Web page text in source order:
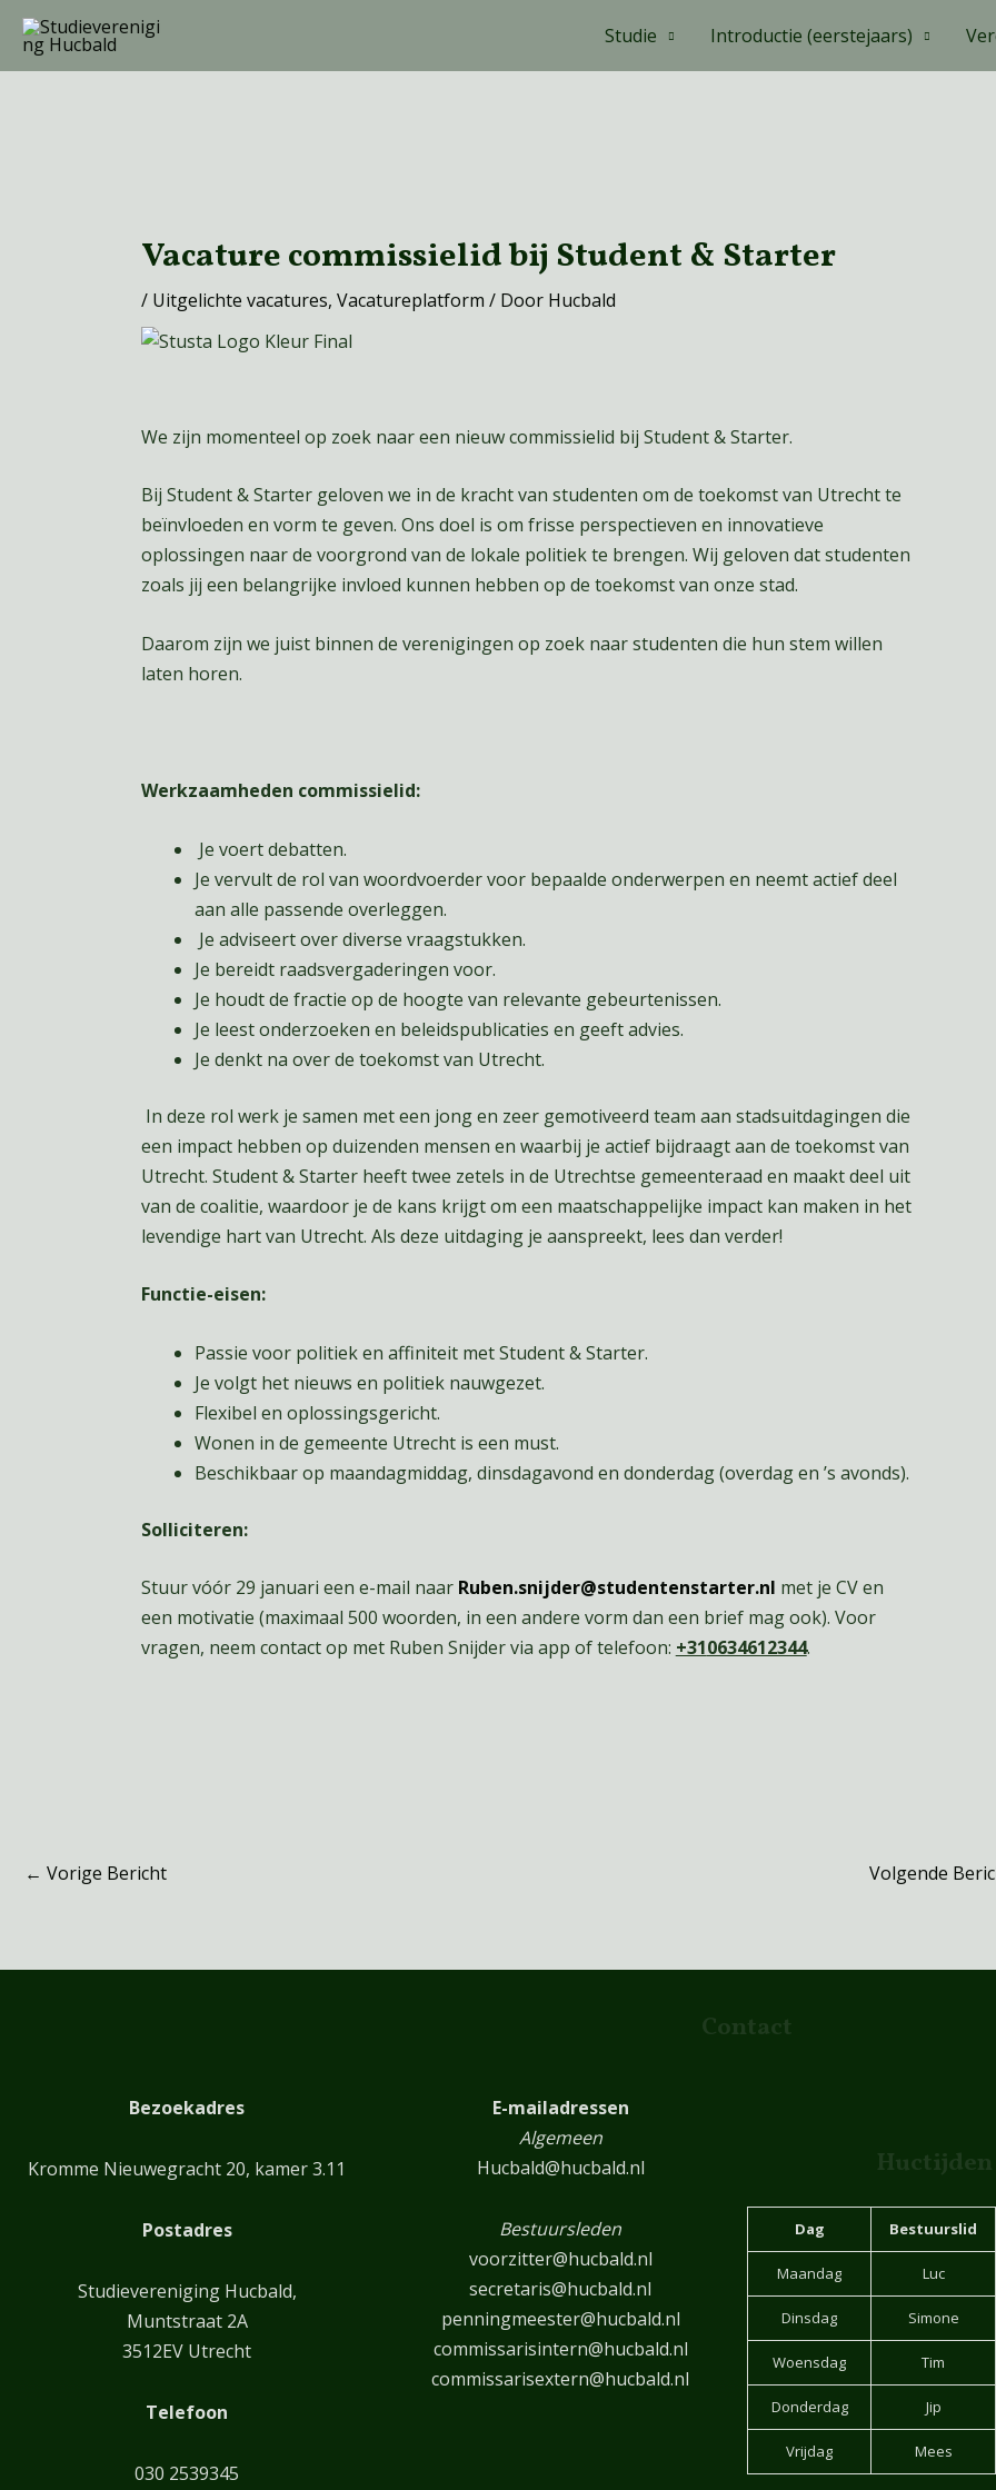
naar
de
Studie Introductie (eerstejaars)
Vacature commissielid bij Student & Starter
/ Uitgelichte vacatures, Vacatureplatform / Door Hucbald
We zijn momenteel op zoek naar een nieuw commissielid bij Student & Starter.
Bij Student & Starter geloven we in de kracht van studenten om de toekomst van Utrecht te
beïnvloeden en vorm te geven. Ons doel is om frisse perspectieven en innovatieve
oplossingen naar de voorgrond van de lokale politiek te brengen. Wij geloven dat studenten
zoals jij een belangrijke invloed kunnen hebben op de toekomst van onze stad.
Daarom zijn we juist binnen de verenigingen op zoek naar studenten die hun stem willen
laten horen.
Werkzaamheden commissielid:
Je voert debatten.
Je vervult de rol van woordvoerder voor bepaalde onderwerpen en neemt actief deel
aan alle passende overleggen.
Je adviseert over diverse vraagstukken.
Je bereidt raadsvergaderingen voor.
Je houdt de fractie op de hoogte van relevante gebeurtenissen.
Je leest onderzoeken en beleidspublicaties en geeft advies.
Je denkt na over de toekomst van Utrecht.
In deze rol werk je samen met een jong en zeer gemotiveerd team aan stadsuitdagingen die
een impact hebben op duizenden mensen en waarbij je actief bijdraagt aan de toekomst van
Utrecht. Student & Starter heeft twee zetels in de Utrechtse gemeenteraad en maakt deel uit
van de coalitie, waardoor je de kans krijgt om een maatschappelijke impact kan maken in het
levendige hart van Utrecht. Als deze uitdaging je aanspreekt, lees dan verder!
Functie-eisen:
Passie voor politiek en affiniteit met Student & Starter.
Je volgt het nieuws en politiek nauwgezet.
Flexibel en oplossingsgericht.
Wonen in de gemeente Utrecht is een must.
Beschikbaar op maandagmiddag, dinsdagavond en donderdag (overdag en ’s avonds).
Solliciteren:
Stuur vóór 29 januari een e-mail naar Ruben.snijder@studentenstarter.nl met je CV en
een motivatie (maximaal 500 woorden, in een andere vorm dan een brief mag ook). Voor
vragen, neem contact op met Ruben Snijder via app of telefoon: +310634612344.
← Vorige Bericht Volgende
Contact
Bezoekadres
Kromme Nieuwegracht 20, kamer 3.11
Postadres
Studievereniging Hucbald,
Muntstraat 2A
3512EV Utrecht
Telefoon
030 2539345
E-mailadressen
Algemeen
Hucbald@hucbald.nl
Bestuursleden
voorzitter@hucbald.nl
secretaris@hucbald.nl
penningmeester@hucbald.nl
commissarisintern@hucbald.nl
commissarisextern@hucbald.nl
Huctijden
Dag Bestuurslid
Maandag Luc
Dinsdag Simone
Woensdag Tim
Donderdag Jip
Vrijdag Mees